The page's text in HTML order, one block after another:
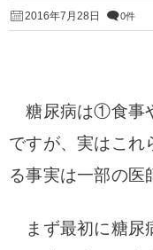
2016年7月28日 0件
糖尿病は①食事
ですが、実はこれ
る事実は一部の医
まず最初に糖尿